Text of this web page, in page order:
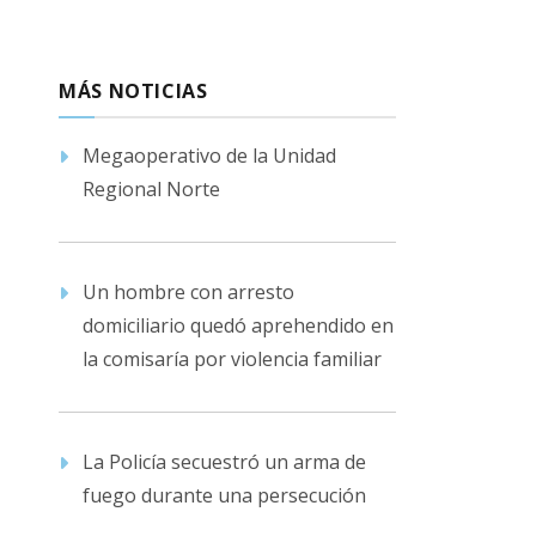
MÁS NOTICIAS
Megaoperativo de la Unidad
Regional Norte
Un hombre con arresto
domiciliario quedó aprehendido en
la comisaría por violencia familiar
La Policía secuestró un arma de
fuego durante una persecución